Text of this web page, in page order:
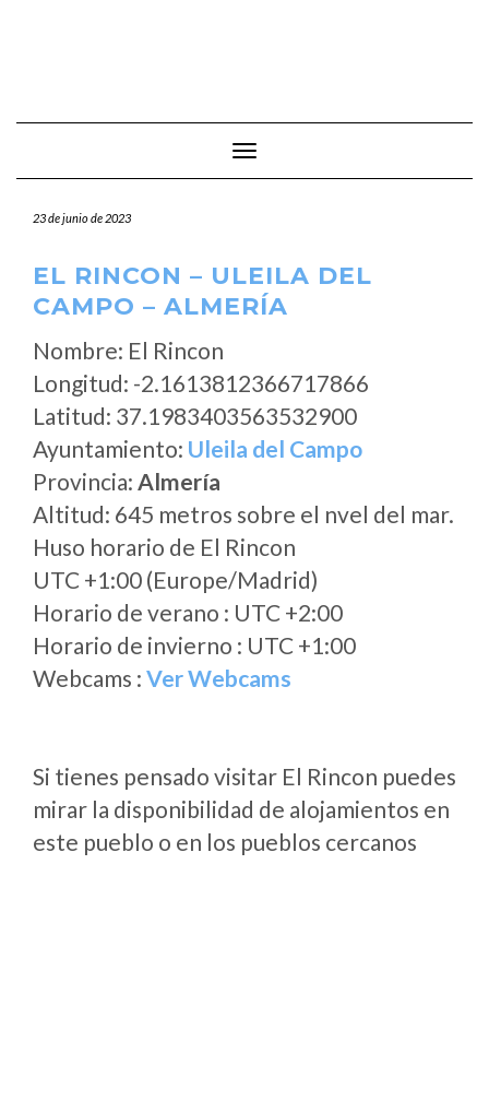
Cambiar modo de navegación
23 de junio de 2023
EL RINCON – ULEILA DEL
CAMPO – ALMERÍA
Nombre: El Rincon
Longitud: -2.1613812366717866
Latitud: 37.1983403563532900
Ayuntamiento: Uleila del Campo
Provincia: Almería
Altitud: 645 metros sobre el nvel del mar.
Huso horario de El Rincon
UTC +1:00 (Europe/Madrid)
Horario de verano : UTC +2:00
Horario de invierno : UTC +1:00
Webcams : Ver Webcams
Si tienes pensado visitar El Rincon puedes
mirar la disponibilidad de alojamientos en
este pueblo o en los pueblos cercanos